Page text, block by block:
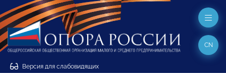
Версия для слабовидящих
CN